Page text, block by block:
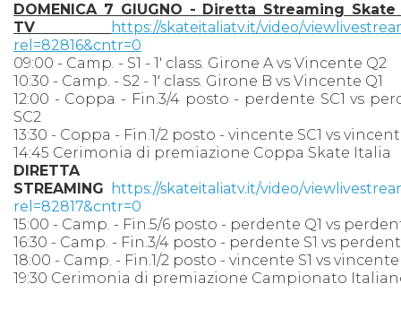
DOMENICA 7 GIUGNO - Diretta Streaming
TV
https://skateitaliatv.it/video/
rel=82816&cntr=0
09:00 - Camp. - S1 - 1' class. Girone A vs Vincente Q2
10:30 - Camp. - S2 - 1' class. Girone B vs Vincente Q1
12:00 - Coppa - Fin.3/4 posto - perdente SC1 vs
SC2
13:30 - Coppa - Fin.1/2 posto - vincente SC1 vs
14:45 Cerimonia di premiazione Coppa Skate Italia
DIRETTA
STREAMING
https://skateitaliatv.it/video/
rel=82817&cntr=0
15:00 - Camp. - Fin.5/6 posto - perdente Q1 vs
16:30 - Camp. - Fin.3/4 posto - perdente S1 vs
18:00 - Camp. - Fin.1/2 posto - vincente S1 vs vincente
19:30 Cerimonia di premiazione Campionato